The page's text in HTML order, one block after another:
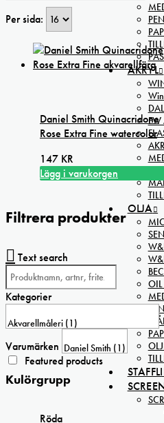
AKRYL
FW
OLJA
OIL
Per sida:
Daniel Smith Quinacridone
Rose Extra Fine watercolor
147 KR
Lägg i varukorgen
Filtrera produkter
Text search
Kategorier
Varumärken
Featured products
Kulörgrupp
Röda